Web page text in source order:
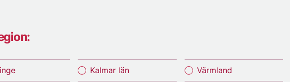
Kalmar län Värmland